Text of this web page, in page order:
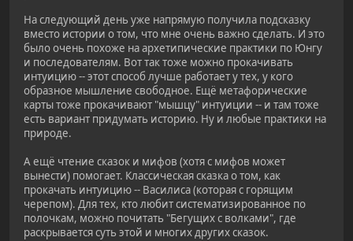
На следующий день уже напрямую получила подсказку
вместо истории о том, что мне очень важно сделать. И это
было очень похоже на архетипические практики по Юнгу
и последователям. Вот так тоже можно прокачивать
интуицию -- этот способ лучше работает у тех, у кого
образное мышление свободное. Ещё метафорические
карты тоже прокачивают "мышцу" интуиции -- и там тоже
есть вариант придумать историю. Ну и любые практики на
природе.
А ещё чтение сказок и мифов (хотя с мифов может
вынести) помогает. Классическая сказка о том, как
прокачать интуицию -- Василиса (которая с горящим
черепом). Для тех, кто любит систематизированное по
полочкам, можно почитать "Бегущих с волками", где
раскрывается суть этой и многих других сказок.